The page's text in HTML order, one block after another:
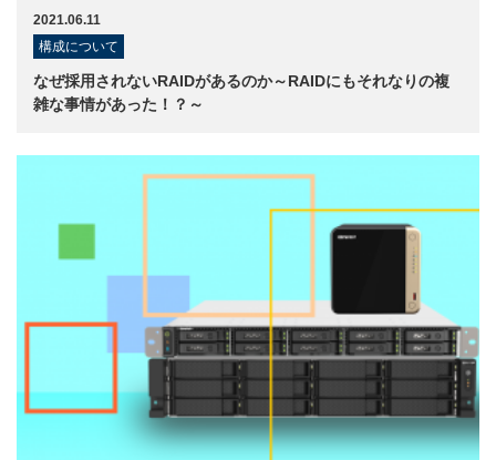
2021.06.11
構成について
なぜ採用されないRAIDがあるのか～RAIDにもそれなりの複
雑な事情があった！？～